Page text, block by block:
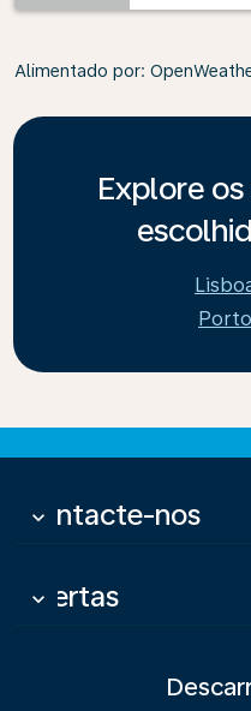
Alimentado por:
Explore
Contacte-nos
keyboard_arrow_down
Ofertas
keyboard_arrow_down